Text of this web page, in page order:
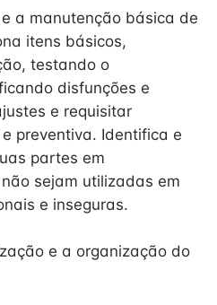
a manutenção básica de
itens básicos,
testando o
disfunções e
e requisitar
preventiva. Identifica e
partes em
sejam utilizadas em
e inseguras.
e a organização do